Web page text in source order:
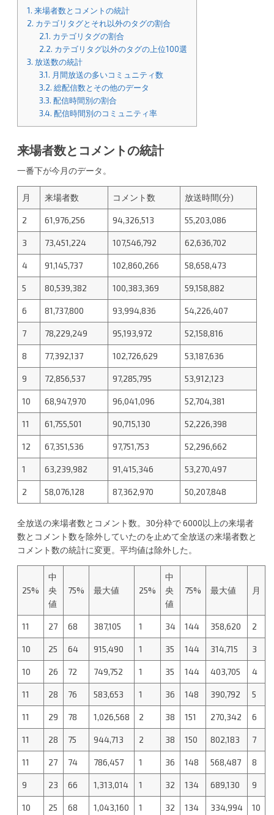
1. 来場者数とコメントの統計
2. カテゴリタグとそれ以外のタグの割合
2.1. カテゴリタグの割合
2.2. カテゴリタグ以外のタグの上位100選
3. 放送数の統計
3.1. 月間放送の多いコミュニティ数
3.2. 総配信数とその他のデータ
3.3. 配信時間別の割合
3.4. 配信時間別のコミュニティ率
来場者数とコメントの統計
一番下が今月のデータ。
月 来場者数 コメント数 放送時間(分)
2 61,976,256 94,326,513 55,203,086
3 73,451,224 107,546,792 62,636,702
4 91,145,737 102,860,266 58,658,473
5 80,539,382 100,383,369 59,158,882
6 81,737,800 93,994,836 54,226,407
7 78,229,249 95,193,972 52,158,816
8 77,392,137 102,726,629 53,187,636
9 72,856,537 97,285,795 53,912,123
10 68,947,970 96,041,096 52,704,381
11 61,755,501 90,715,130 52,226,398
12 67,351,536 97,751,753 52,296,662
1 63,239,982 91,415,346 53,270,497
2 58,076,128 87,362,970 50,207,848
全放送の来場者数とコメント数。30分枠で 6000以上の来場者
数とコメント数を除外していたのを止めて全放送の来場者数と
コメント数の統計に変更。平均値は除外した。
25%
中
央
値
75% 最大値 25%
中
央
値
75% 最大値 月
11 27 68 387,105 1 34 144 358,620 2
10 25 64 915,490 1 35 144 314,715 3
10 26 72 749,752 1 35 144 403,705 4
11 28 76 583,653 1 36 148 390,792 5
11 29 78 1,026,568 2 38 151 270,342 6
11 28 75 944,713 2 38 150 802,183 7
11 27 74 786,457 1 36 148 568,487 8
9 23 66 1,313,014 1 32 134 689,130 9
10 25 68 1,043,160 1 32 134 334,994 10